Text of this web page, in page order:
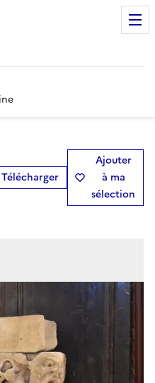
Télécharger
Ajouter
à ma
sélection